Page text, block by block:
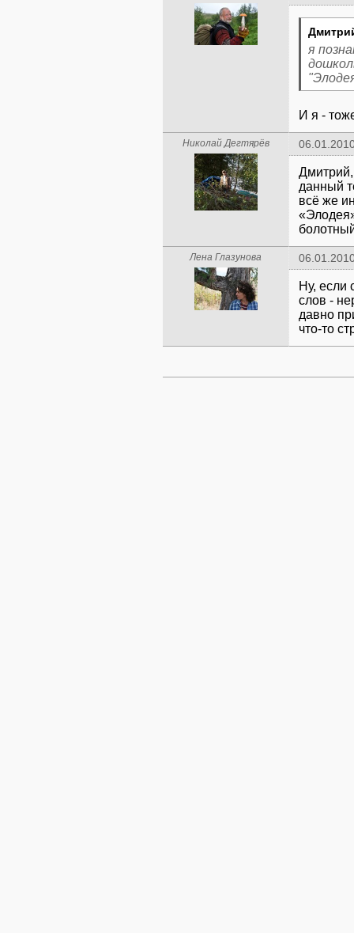
я
И я -
Николай Дегтярёв
Дмитрий,
данный
всё же
Лена Глазунова
Ну, если
слов -
давно
что-то